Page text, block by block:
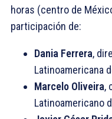
horas (centro de
participación de:
Dania Ferrera,
Latinoamericana
Marcelo Oliveira,
Latinoamericano